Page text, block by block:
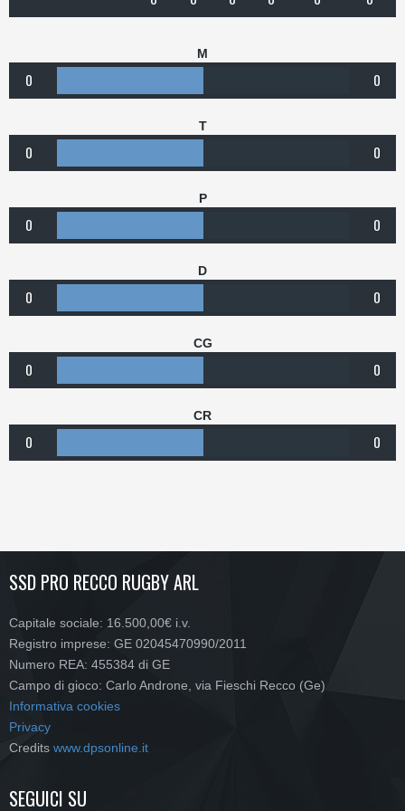
M
0 0
T
0 0
P
0 0
D
0 0
CG
0 0
CR
0 0
SSD PRO RECCO RUGBY ARL
Capitale sociale: 16.500,00€ i.v.
Registro imprese: GE 02045470990/2011
Numero REA: 455384 di GE
Campo di gioco: Carlo Androne, via Fieschi Recco (Ge)
Informativa cookies
Privacy
Credits www.dpsonline.it
SEGUICI SU